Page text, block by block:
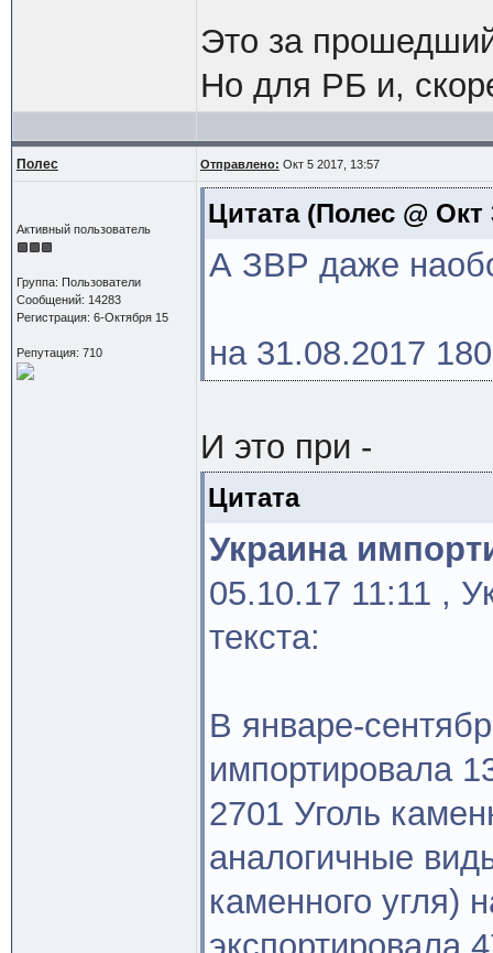
Это за
Но для РБ и,
Полес Отправлено: Окт 5 2017, 13:57
Активный пользователь
Группа: Пользователи
Сообщений: 14283
Регистрация: 6-Октября 15
Репутация: 710
Цитата(Полес @ Окт
А ЗВР даже
на 31.08.2017
И это при -
Цитата
Украина
05.10.17 11:11 ,
текста:
В январе-
импортировала
2701 Уголь
аналогичные
каменного угля)